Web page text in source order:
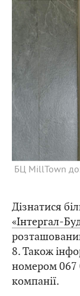
БЦ MillTown
Дізнатися
«Інтергал-
8. Також
номером 067
компанії.